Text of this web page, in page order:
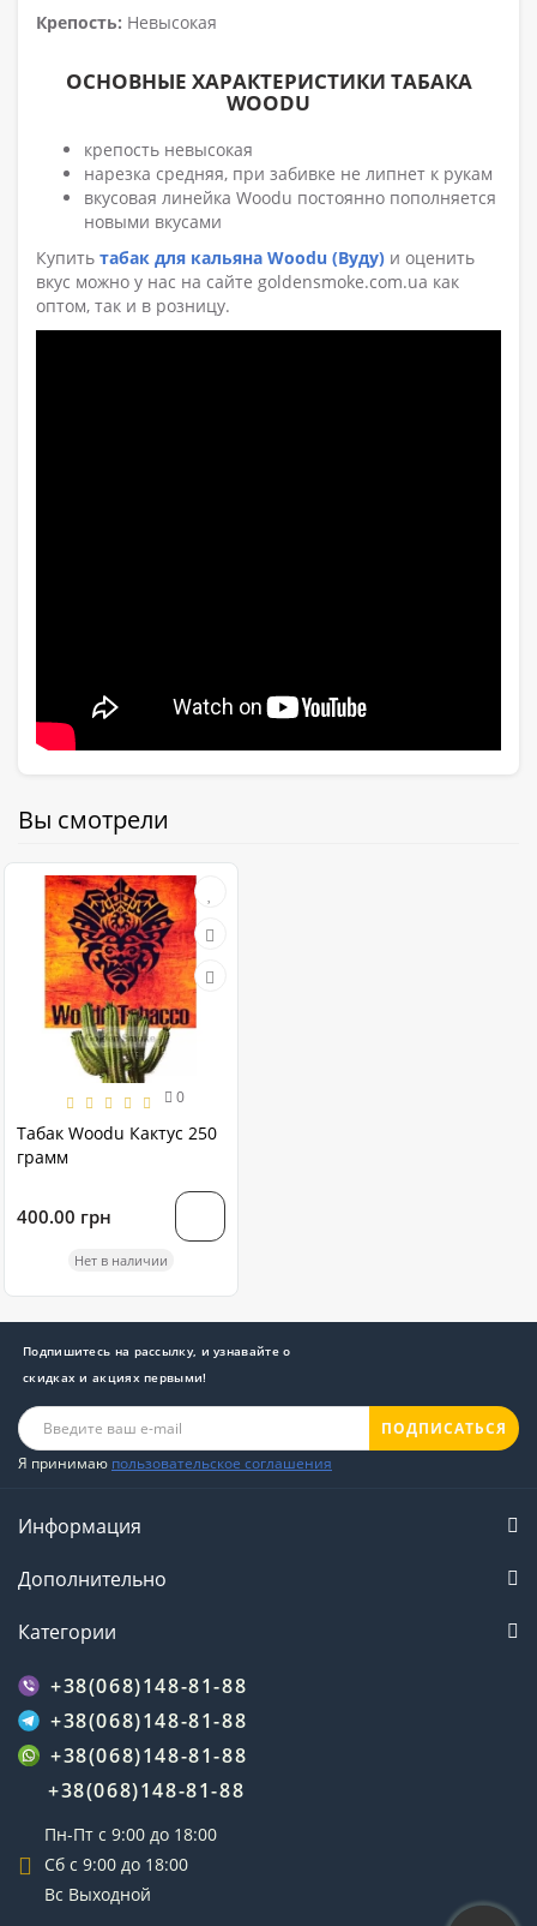
Крепость: Невысокая
ОСНОВНЫЕ ХАРАКТЕРИСТИКИ ТАБАКА
WOODU
крепость невысокая
нарезка средняя, при забивке не липнет к рукам
вкусовая линейка Woodu постоянно пополняется
новыми вкусами
Купить табак для кальяна Woodu (Вуду) и оценить
вкус можно у нас на сайте goldensmoke.com.ua как
оптом, так и в розницу.
Вы смотрели
0
Табак Woodu Кактус 250
грамм
400.00 грн
Нет в наличии
Подпишитесь на рассылку, и узнавайте о
скидках и акциях первыми!
ПОДПИСАТЬСЯ
Я принимаю пользовательское соглашения
Информация
Дополнительно
Категории
+38(068)148-81-88
+38(068)148-81-88
+38(068)148-81-88
+38(068)148-81-88
Пн-Пт с 9:00 до 18:00
Сб с 9:00 до 18:00
Вс Выходной